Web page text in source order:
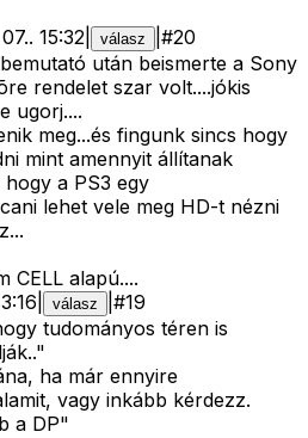
. 15:32 válasz #20
után beismerte a Sony
rendelet szar volt....jókis
ugorj....
meg...és fingunk sincs hogy
mint amennyit állítanak
hogy a PS3 egy
lehet vele meg HD-t nézni
CELL alapú....
válasz #19
tudományos téren is
ha már ennyire
vagy inkább kérdezz.
a DP"